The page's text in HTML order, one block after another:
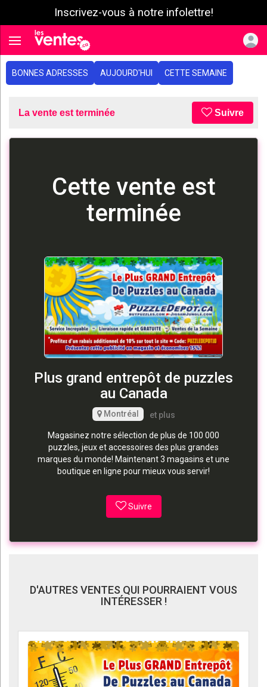
Inscrivez-vous à notre infolettre!
Toggle navigation
BONNES ADRESSES AUJOURD'HUI CETTE SEMAINE
La vente est terminée Suivre
Cette vente est
terminée
Plus grand entrepôt de puzzles
au Canada
Montréal et plus
Magasinez notre sélection de plus de 100 000
puzzles, jeux et accessoires des plus grandes
marques du monde! Maintenant 3 magasins et une
boutique en ligne pour mieux vous servir!
Suivre
D'AUTRES VENTES QUI POURRAIENT VOUS
INTÉRESSER !